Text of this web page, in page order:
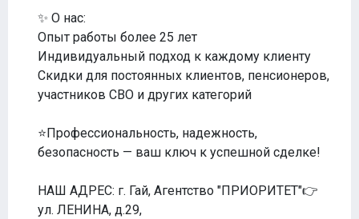
✨ О нас:
Опыт работы более 25 лет
Индивидуальный подход к каждому клиенту
Скидки для постоянных клиентов, пенсионеров,
участников СВО и других категорий
⭐Профессиональность, надежность,
безопасность — ваш ключ к успешной сделке!
НАШ АДРЕС: г. Гай, Агентство "ПРИОРИТЕТ"👉
ул. ЛЕНИНА, д.29,